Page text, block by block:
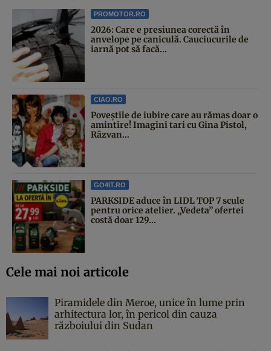
PROMOTOR.RO
2026: Care e presiunea corectă în
anvelope pe caniculă. Cauciucurile de
iarnă pot să facă...
CIAO.RO
Poveştile de iubire care au rămas doar o
amintire! Imagini tari cu Gina Pistol,
Răzvan...
GO4IT.RO
PARKSIDE aduce în LIDL TOP 7 scule
pentru orice atelier. „Vedeta” ofertei
costă doar 129...
Cele mai noi articole
Piramidele din Meroe, unice în lume prin
arhitectura lor, în pericol din cauza
războiului din Sudan